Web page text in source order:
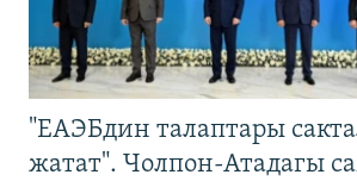
"ЕАЭБдин талаптары
жатат". Чолпон-Атадагы